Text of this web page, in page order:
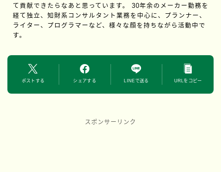
て貢献できたらなあと思っています。 30年余のメーカー勤務を
経て独立、知財系コンサルタント業務を中心に、プランナー、
ライター、プログラマーなど、様々な顔を持ちながら活動中で
す。
ポストする シェアする LINEで送る URLをコピー
スポンサーリンク